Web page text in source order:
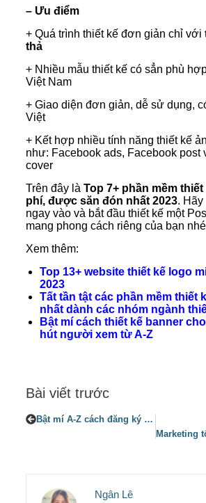
– Ưu điểm
+ Quá trình thiết kế đơn giản chỉ với
thả
+ Nhiều mẫu thiết kế có sẳn phù
Việt Nam
+ Giao diện đơn giản, dễ sử dụng,
Việt
+ Kết hợp nhiều tính năng thiết kế
như: Facebook ads, Facebook post
cover
Trên đây là Top 7+ phần mềm
phí, được săn đón nhất 2023. Hãy
ngay vào và bắt đầu thiết kế một
mang phong cách riêng của bạn
Xem thêm:
Top 13+ website thiết kế logo
2023
Tất tần tật các phần mềm thiết
nhất dành các nhóm ngành
Bật mí cách thiết kế banner
hút người xem từ A-Z
Bài viết trước
Bật mí A-Z cách đăng ký tiktok shop đơn giản nhất 2023
Ngân Lê